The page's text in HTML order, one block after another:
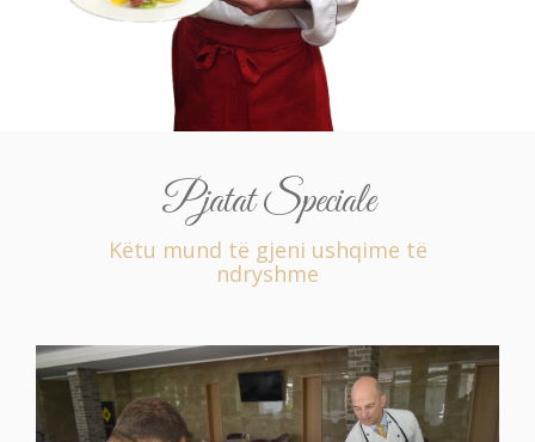
Pjatat Speciale
Këtu mund të gjeni ushqime të
ndryshme